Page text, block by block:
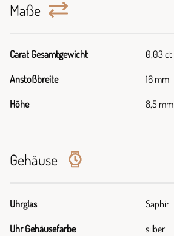
Maße
Carat Gesamtgewicht 0,03 ct
Anstoßbreite 16 mm
Höhe 8,5 mm
Gehäuse
Uhrglas Saphir
Uhr Gehäusefarbe silber